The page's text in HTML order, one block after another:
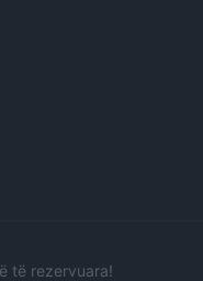
të rezervuara!